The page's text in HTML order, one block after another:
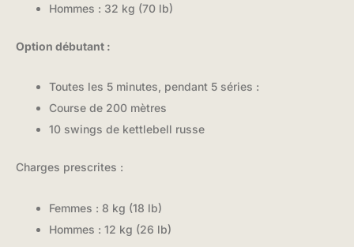
Hommes : 32 kg (70 lb)
Option débutant :
Toutes les 5 minutes, pendant 5 séries :
Course de 200 mètres
10 swings de kettlebell russe
Charges prescrites :
Femmes : 8 kg (18 lb)
Hommes : 12 kg (26 lb)